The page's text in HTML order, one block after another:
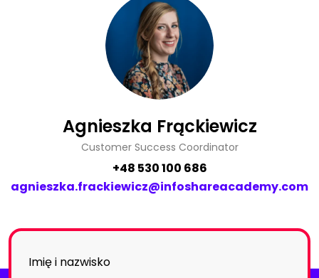
Agnieszka Frąckiewicz
Customer Success Coordinator
+48 530 100 686
agnieszka.frackiewicz@infoshareacademy.com
Imię i nazwisko